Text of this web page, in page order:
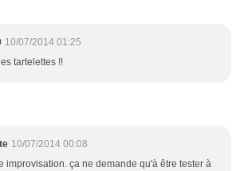
10/07/2014 01:25
tartelettes !!
10/07/2014 00:08
improvisation. ça ne demande qu'à être tester à